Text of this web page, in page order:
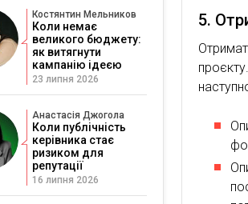
5.
Костянтин Мельников
Коли немає
великого бюджету:
як витягнути
кампанію ідеєю
23 липня 2026
Анастасія Джогола
Коли публічність
керівника стає
ризиком для
репутації
16 липня 2026